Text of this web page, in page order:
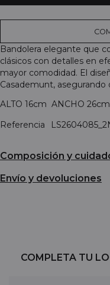
Bandolera elegante que
clásicos con detalles en
mayor comodidad. El
Casademunt, asegurando
ALTO 16cm ANCHO
Referencia
Composición y
Envío y devoluciones
COMPLETA TU